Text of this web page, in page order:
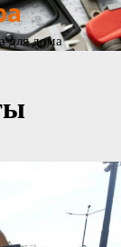
для дома